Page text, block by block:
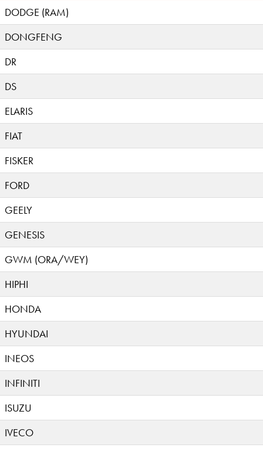
DODGE (RAM)
DONGFENG
DR
DS
ELARIS
FIAT
FISKER
FORD
GEELY
GENESIS
GWM (ORA/WEY)
HIPHI
HONDA
HYUNDAI
INEOS
INFINITI
ISUZU
IVECO